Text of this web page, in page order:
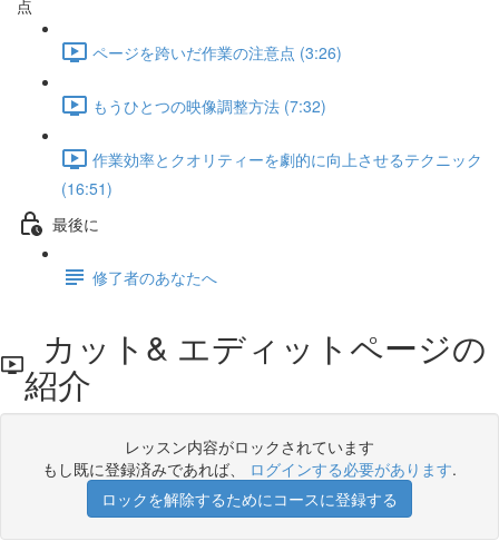
点
ページを跨いだ作業の注意点 (3:26)
もうひとつの映像調整方法 (7:32)
作業効率とクオリティーを劇的に向上させるテクニック
(16:51)
最後に
修了者のあなたへ
カット& エディットページの
紹介
レッスン内容がロックされています
もし既に登録済みであれば、 ログインする必要があります.
ロックを解除するためにコースに登録する